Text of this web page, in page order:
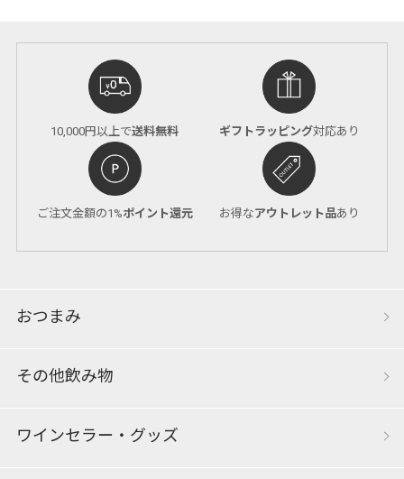
10,000円以上で送料無料 ギフトラッピング対応あり
ご注文金額の1%ポイント還元 お得なアウトレット品あり
おつまみ
その他飲み物
ワインセラー・グッズ